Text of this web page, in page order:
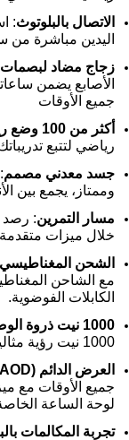
الاتصال بالبلوتوث:
اليدين مباشرة
زجاج مضاد لبصمات
الأصابع يضمن
جميع الأوقات
أكثر من 100 وضع رياضي
رياضي لتتبع
جسد معدني مصمم
وممتاز، يجمع بين
مسار التمرين: رصد
خلال ميزات متقدمة
الشحن
مع الشاحن
الكابلات الفوضوية.
1000 نيت ذروة الوضوح
1000 نيت رؤية مثالية حتى في ضوء الشمس المباشر.
العرض الدائم (AOD)
لوحة الساعة
تجربة المكالمات